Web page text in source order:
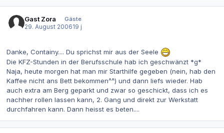
Gast Zora
Gäste
29. August 200619 j
Danke, Containy.... Du sprichst mir aus der Seele
Die KFZ-Stunden in der Berufsschule hab ich geschwänzt *g*
Naja, heute morgen hat man mir Starthilfe gegeben (nein, hab den
Kaffee nicht ans Bett bekommen^^) und dann liefs wieder. Hab
auch extra am Berg geparkt und zwar so geschickt, dass ich es
nachher rollen lassen kann, 2. Gang und direkt zur Werkstatt
durchfahren kann. Dann heisst es beten....